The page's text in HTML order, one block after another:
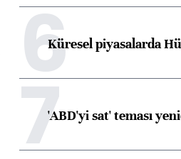
6Küresel piyasalarda
7'ABD'yi sat' teması